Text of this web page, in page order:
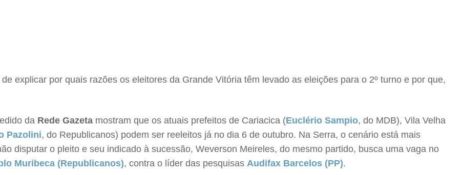
explicar por quais razões os eleitores da Grande Vitória têm levado as eleições para o 2º turno e por que,
da Rede Gazeta mostram que os atuais prefeitos de Cariacica (Euclério Sampio, do MDB), Vila Velha
Pazolini, do Republicanos) podem ser reeleitos já no dia 6 de outubro. Na Serra, o cenário está mais
disputar o pleito e seu indicado à sucessão, Weverson Meireles, do mesmo partido, busca uma vaga no
Muribeca (Republicanos), contra o líder das pesquisas Audifax Barcelos (PP).